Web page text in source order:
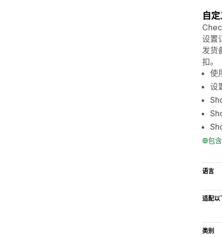
自
设置
发货
扣。
使
设
包
语言
适配以
类别